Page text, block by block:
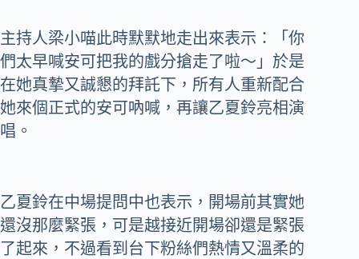
主持人梁小喵此時默默地走出來表示：「你
們太早喊安可把我的戲分搶走了啦～」於是
在她真摯又誠懇的拜託下，所有人重新配合
她來個正式的安可吶喊，再讓乙夏鈴亮相演
唱。
乙夏鈴在中場提問中也表示，開場前其實她
還沒那麼緊張，可是越接近開場卻還是緊張
了起來，不過看到台下粉絲們熱情又溫柔的